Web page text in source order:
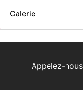
Galerie
Appelez-nous